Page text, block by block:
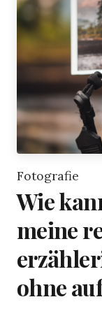
Fotografie
Wie
meine
ohne